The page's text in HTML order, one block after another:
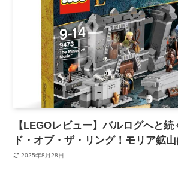
【LEGOレビュー】バルログへと
ド・オブ・ザ・リング！モリア鉱
2025年8月28日